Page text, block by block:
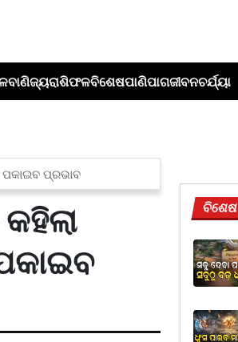
ବାଣିଜ୍ୟରାଶିଫଳବିଶେଷପାଣିପାଗଜୀବନଚର୍ଯ୍ୟା
ପକାଇବ ପ୍ରଭାବ
ବିଶେଷ